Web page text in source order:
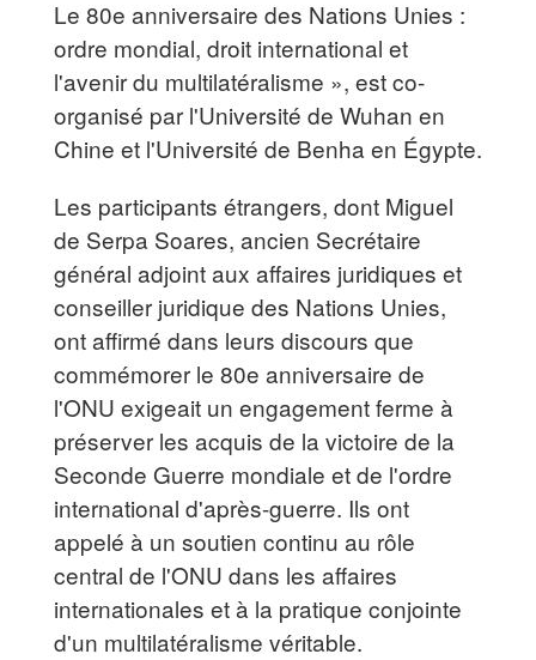
Le 80e anniversaire des Nations Unies :
ordre mondial, droit international et
l'avenir du multilatéralisme », est co-
organisé par l'Université de Wuhan en
Chine et l'Université de Benha en Égypte.
Les participants étrangers, dont Miguel
de Serpa Soares, ancien Secrétaire
général adjoint aux affaires juridiques et
conseiller juridique des Nations Unies,
ont affirmé dans leurs discours que
commémorer le 80e anniversaire de
l'ONU exigeait un engagement ferme à
préserver les acquis de la victoire de la
Seconde Guerre mondiale et de l'ordre
international d'après-guerre. Ils ont
appelé à un soutien continu au rôle
central de l'ONU dans les affaires
internationales et à la pratique conjointe
d'un multilatéralisme véritable.